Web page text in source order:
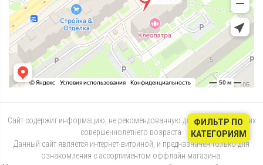
Сайт содержит информацию, не рекомендованную для лиц, не достигших
совершеннолетнего возраста.
Данный сайт является интернет-витриной, и предназначен только для
ознакомления с ассортиментом оффлайн магазина.
ФИЛЬТР ПО
КАТЕГОРИЯМ